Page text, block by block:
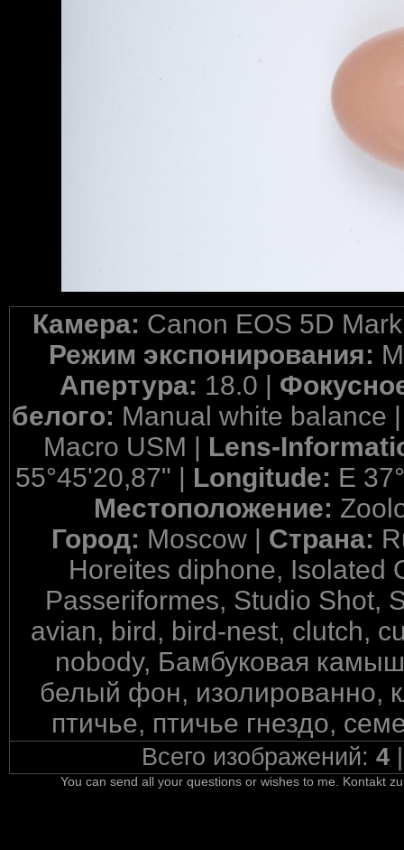
Камера: Canon EOS 5D
Режим экспонирования:
Апертура: 18.0 |
белого: Manual white balance
Macro USM | Lens-
55°45'20,87" | Longitude: E
Местоположение:
Город: Moscow | Страна:
Horeites diphone, Isolated
Passeriformes, Studio Shot,
avian, bird, bird-nest, clutch,
nobody, Бамбуковая
белый фон, изолированно,
птичье, птичье гнездо,
Всего изображений: 4
You can send all your questions or wishes to me. Kontakt